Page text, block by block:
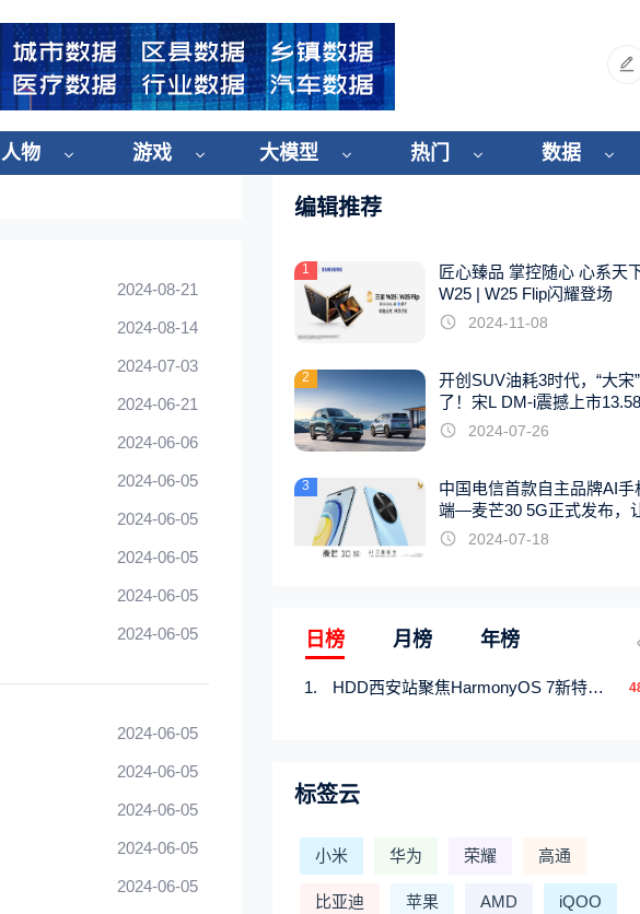
人物 游戏 大模型 热门 数据
2024-08-21
2024-08-14
2024-07-03
2024-06-21
2024-06-06
2024-06-05
2024-06-05
2024-06-05
2024-06-05
2024-06-05
2024-06-05
2024-06-05
2024-06-05
2024-06-05
2024-06-05
编辑推荐
1
匠心臻品 掌控随心 心系天
W25 | W25 Flip闪耀登场
2024-11-08
2
开创SUV油耗3时代，“大宋
了！宋L DM-i震撼上市
起
2024-07-26
3
中国电信首款自主品牌AI手
端—麦芒30 5G正式发布，
触手可及2024-07-18
日榜 月榜 年榜
HDD西安站聚焦HarmonyOS 7新特性，解锁从互联到智能的应用开发新范式
标签云
小米 华为 荣耀 高通
比亚迪 苹果 AMD iQOO